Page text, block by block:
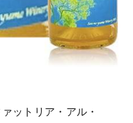
ットリア・アル・